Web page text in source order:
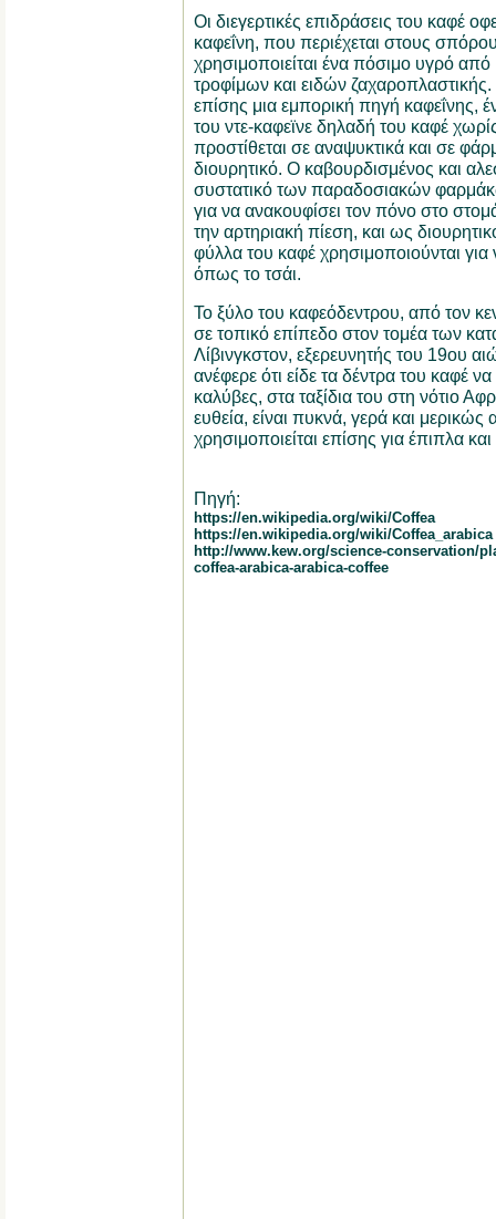
Οι διεγερτικές επιδράσεις του καφέ
καφεΐνη, που περιέχεται στους
χρησιμοποιείται ένα πόσιμο υγρό
τροφίμων και ειδών ζαχαροπλαστικής.
επίσης μια εμπορική πηγή καφεΐνης,
του ντε-καφεϊνε δηλαδή του καφέ
προστίθεται σε αναψυκτικά και σε
διουρητικό. Ο καβουρδισμένος και
συστατικό των παραδοσιακών
για να ανακουφίσει τον πόνο στο
την αρτηριακή πίεση, και ως
φύλλα του καφέ χρησιμοποιούνται
όπως το τσάι.
Το ξύλο του καφεόδεντρου, από τον
σε τοπικό επίπεδο στον τομέα των
Λίβινγκστον, εξερευνητής του 19ου
ανέφερε ότι είδε τα δέντρα του καφέ
καλύβες, στα ταξίδια του στη νότιο
ευθεία, είναι πυκνά, γερά και μερικώς
χρησιμοποιείται επίσης για έπιπλα
Πηγή:
https://en.wikipedia.org/wiki/Coffea
https://en.wikipedia.org/wiki/Coffea_arabica
http://www.kew.org/science-conservation/
coffea-arabica-arabica-coffee